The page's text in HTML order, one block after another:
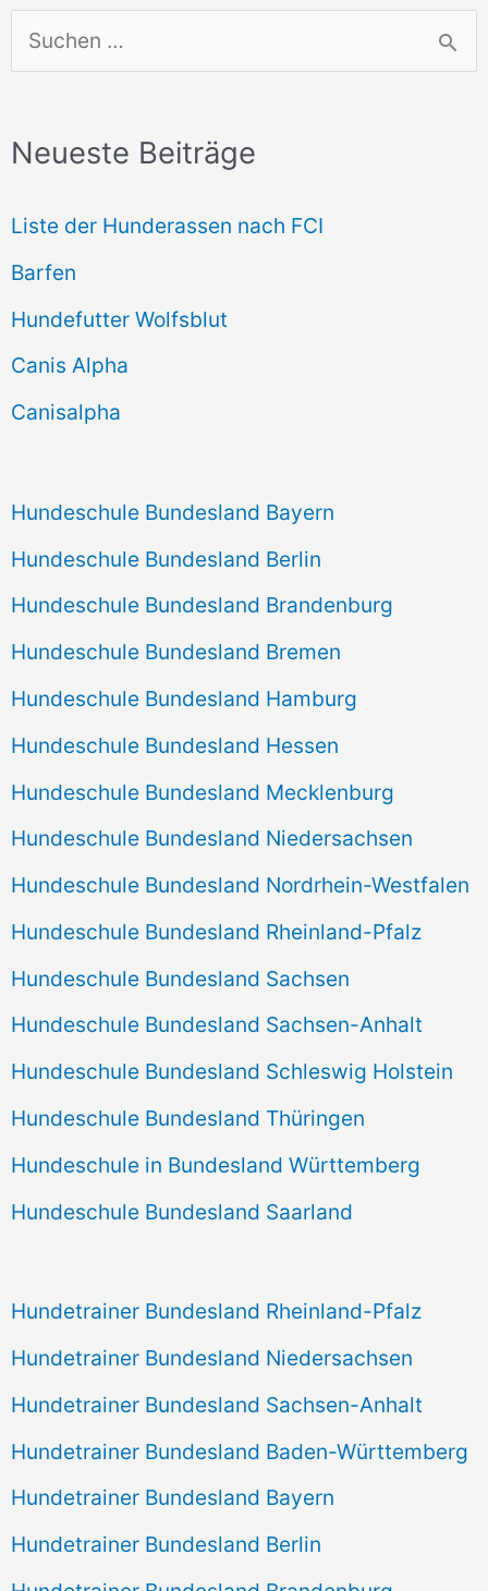
u
h
n
n
a
c
h
Neueste Beiträge
Liste der Hunderassen nach FCI
Barfen
Hundefutter Wolfsblut
Canis Alpha
Canisalpha
Hundeschule Bundesland Bayern
Hundeschule Bundesland Berlin
Hundeschule Bundesland Brandenburg
Hundeschule Bundesland Bremen
Hundeschule Bundesland Hamburg
Hundeschule Bundesland Hessen
Hundeschule Bundesland Mecklenburg
Hundeschule Bundesland Niedersachsen
Hundeschule Bundesland Nordrhein-Westfalen
Hundeschule Bundesland Rheinland-Pfalz
Hundeschule Bundesland Sachsen
Hundeschule Bundesland Sachsen-Anhalt
Hundeschule Bundesland Schleswig Holstein
Hundeschule Bundesland Thüringen
Hundeschule in Bundesland Württemberg
Hundeschule Bundesland Saarland
Hundetrainer Bundesland Rheinland-Pfalz
Hundetrainer Bundesland Niedersachsen
Hundetrainer Bundesland Sachsen-Anhalt
Hundetrainer Bundesland Baden-Württemberg
Hundetrainer Bundesland Bayern
Hundetrainer Bundesland Berlin